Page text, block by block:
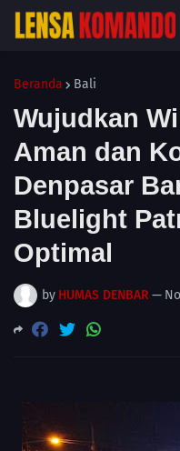
Beranda Bali
Wujudkan
Aman dan
Denpasar
Bluelight
Optimal
by HUMAS DENBAR —